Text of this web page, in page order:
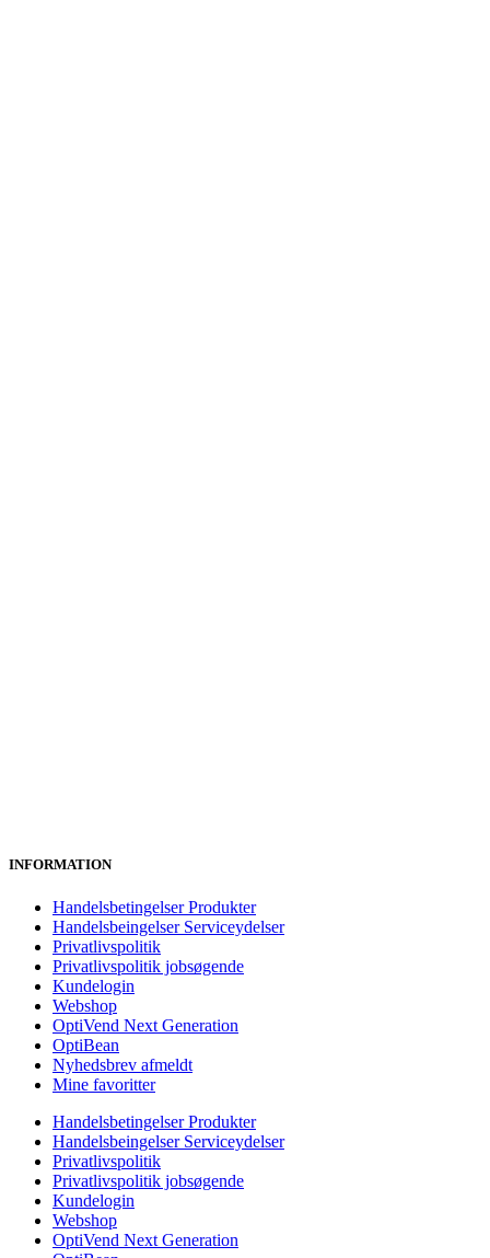
INFORMATION
Handelsbetingelser Produkter
Handelsbeingelser Serviceydelser
Privatlivspolitik
Privatlivspolitik jobsøgende
Kundelogin
Webshop
OptiVend Next Generation
OptiBean
Nyhedsbrev afmeldt
Mine favoritter
Handelsbetingelser Produkter
Handelsbeingelser Serviceydelser
Privatlivspolitik
Privatlivspolitik jobsøgende
Kundelogin
Webshop
OptiVend Next Generation